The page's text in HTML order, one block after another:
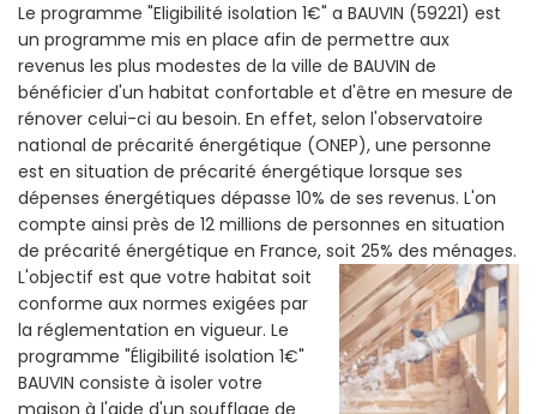
Le programme "Eligibilité isolation 1€" a BAUVIN (59221) est
un programme mis en place afin de permettre aux
revenus les plus modestes de la ville de BAUVIN de
bénéficier d'un habitat confortable et d'être en mesure de
rénover celui-ci au besoin. En effet, selon l'observatoire
national de précarité énergétique (ONEP), une personne
est en situation de précarité énergétique lorsque ses
dépenses énergétiques dépasse 10% de ses revenus. L'on
compte ainsi près de 12 millions de personnes en situation
de précarité énergétique en France, soit 25% des ménages.
L'objectif est que votre habitat soit
conforme aux normes exigées par
la réglementation en vigueur. Le
programme "Éligibilité isolation 1€"
BAUVIN consiste à isoler votre